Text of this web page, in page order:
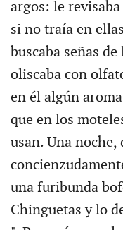
argos: le
si no traía en
buscaba señas
oliscaba con
en él algún
que en los
usan. Una noche,
una furibunda
Chinguetas y lo